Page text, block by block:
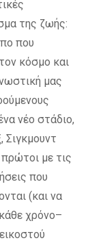
της ζωής:
που
κόσμο και
μας
νέο στάδιο,
Σιγκμουντ
με τις
που
(και να
χρόνο–